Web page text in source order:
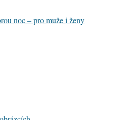
noc – pro muže i ženy